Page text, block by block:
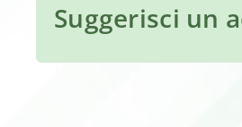
Suggerisci un